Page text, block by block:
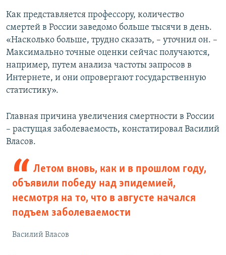
Как представляется профессору, количество
смертей в России заведомо больше тысячи в день.
«Насколько больше, трудно сказать, – уточнил он. –
Максимально точные оценки сейчас получаются,
например, путем анализа частоты запросов в
Интернете, и они опровергают государственную
статистику».
Главная причина увеличения смертности в России
– растущая заболеваемость, констатировал Василий
Власов.
Летом вновь, как и в прошлом году,
объявили победу над эпидемией,
несмотря на то, что в августе начался
подъем заболеваемости
Василий Власов